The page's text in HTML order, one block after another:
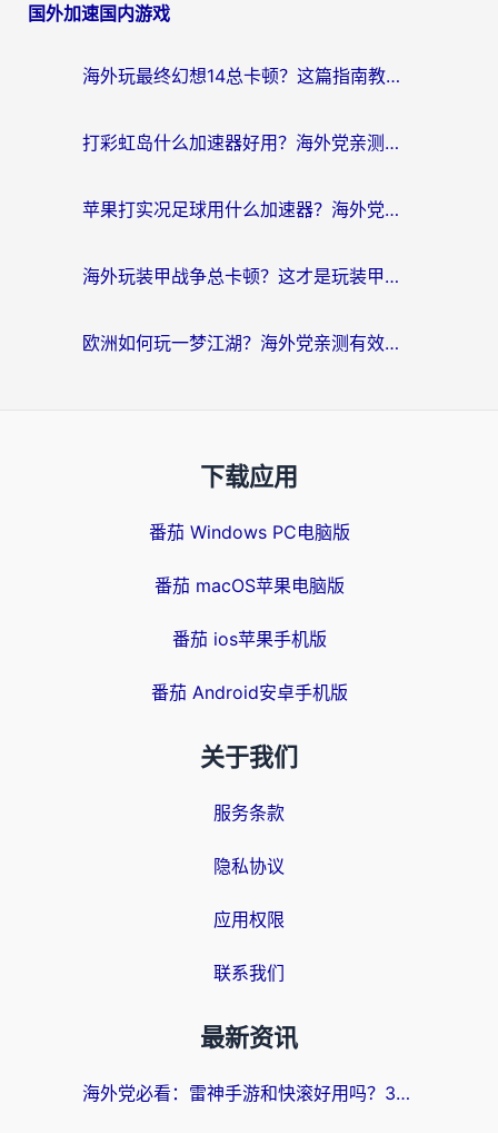
国外加速国内游戏
海外玩最终幻想14总卡顿？这篇指南教你选对加速器（附非洲美国玩家实测）
打彩虹岛什么加速器好用？海外党亲测的国服游戏加速终极指南
苹果打实况足球用什么加速器？海外党亲测有效的国服游戏加速指南
海外玩装甲战争总卡顿？这才是玩装甲战争最好的加速器（附马来西亚玩重装上阵攻略）
欧洲如何玩一梦江湖？海外党亲测有效的国服游戏加速指南
下载应用
番茄 Windows PC电脑版
番茄 macOS苹果电脑版
番茄 ios苹果手机版
番茄 Android安卓手机版
关于我们
服务条款
隐私协议
应用权限
联系我们
最新资讯
海外党必看：雷神手游和快滚好用吗？3步选对回国加速器无缝刷国内资源